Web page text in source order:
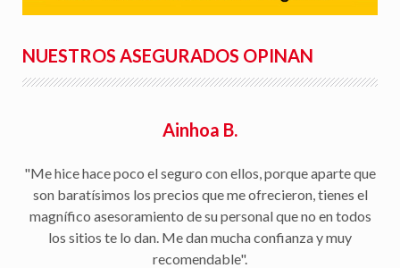
NUESTROS ASEGURADOS OPINAN
Ainhoa B.
"Me hice hace poco el seguro con ellos, porque aparte que
son baratísimos los precios que me ofrecieron, tienes el
magnífico asesoramiento de su personal que no en todos
los sitios te lo dan. Me dan mucha confianza y muy
recomendable".